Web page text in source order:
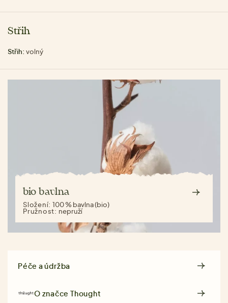
Střih
Střih: volný
bio bavlna
Složení:100 % bavlna (bio)
Pružnost: nepruží
Péče a údržba
O značceThought